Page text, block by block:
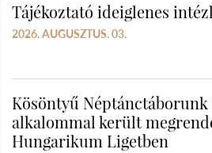
Tájékoztató ideiglenes
2026. AUGUSZTUS. 03.
Kösöntyű Néptánctáborunk
alkalommal került
Hungarikum Ligetben